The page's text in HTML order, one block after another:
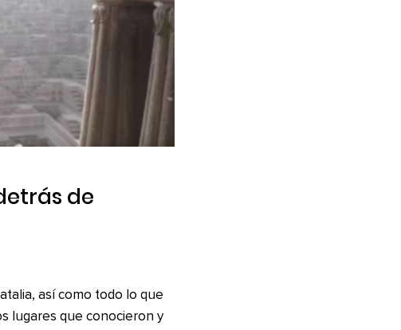
de
así como todo lo que
lugares que conocieron y